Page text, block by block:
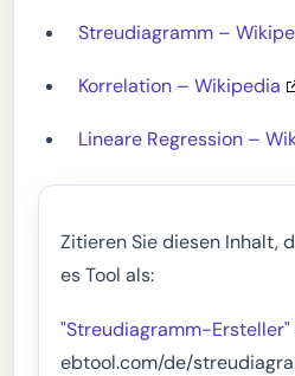
Streudiagramm –
Korrelation – Wikipedia
Lineare Regression –
Zitieren Sie diesen Inhalt,
es Tool als:
"Streudiagramm-Ersteller"
ebtool.com/de/